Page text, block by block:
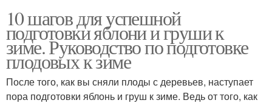
10 шагов для успешной
подготовки яблони и груши к
зиме. Руководство по подготовке
плодовых к зиме
После того, как вы сняли плоды с деревьев, наступает
пора подготовки яблонь и груш к зиме. Ведь от того, как